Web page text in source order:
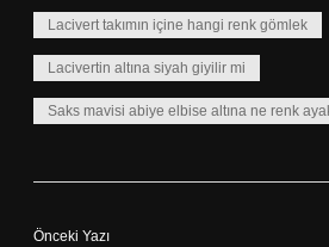
Lacivert takımın içine hangi renk gömlek
Lacivertin altına siyah giyilir mi
Saks mavisi abiye elbise altına ne renk
Önceki Yazı